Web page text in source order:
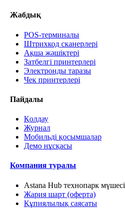
Жабдық
POS-терминалы
Штрихкод сканерлері
Ақша жәшіктері
Затбелгі принтерлері
Электронды таразы
Чек принтерлері
Пайдалы
Қолдау
Журнал
Мобильді қосымшалар
Демо нұсқасы
Компания туралы
Astana Hub технопарк мүшесі
Жария шарт (оферта)
Құпиялылық саясаты